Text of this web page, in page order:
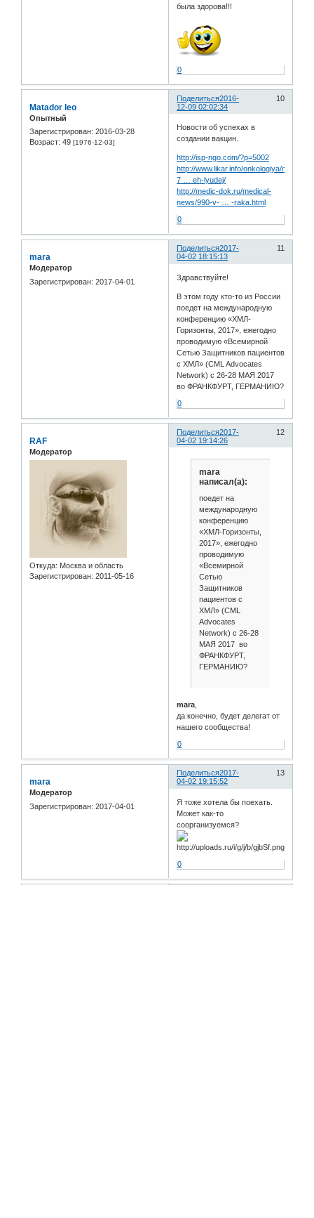
была здорова!!!
0
Поделиться 10
2016-
12-09 02:02:34
Matador leo
Опытный
Зарегистрирован: 2016-03-28
Возраст: 49 [1976-12-03]
Новости об успехах в
создании вакцин.
http://isp-ngo.com/?p=5002
http://www.likar.info/onkologiya/news-
7 … eh-lyudej/
http://medic-dok.ru/medical-
news/990-v- … -raka.html
0
Поделиться 11
2017-
04-02 18:15:13
mara
Модератор
Зарегистрирован: 2017-04-01 Здравствуйте!
В этом году кто-то из России
поедет на международную
конференцию «ХМЛ-
Горизонты, 2017», ежегодно
проводимую «Всемирной
Сетью Защитников пациентов
с ХМЛ» (CML Advocates
Network) с 26-28 МАЯ 2017
во ФРАНКФУРТ, ГЕРМАНИЮ?
0
Поделиться 12
2017-
04-02 19:14:26
RAF
Модератор
Откуда: Москва и область
Зарегистрирован: 2011-05-16
mara
написал(а):
поедет на
международную
конференцию
«ХМЛ-Горизонты,
2017», ежегодно
проводимую
«Всемирной
Сетью
Защитников
пациентов с
ХМЛ» (CML
Advocates
Network) с 26-28
МАЯ 2017 во
ФРАНКФУРТ,
ГЕРМАНИЮ?
mara,
да конечно, будет делегат от
нашего сообщества!
0
Поделиться 13
2017-
04-02 19:15:52
mara
Модератор
Зарегистрирован: 2017-04-01
Я тоже хотела бы поехать.
Может как-то
соорганизуемся?
0